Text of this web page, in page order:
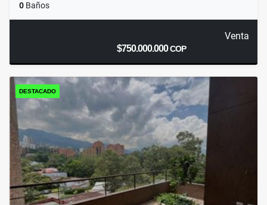
0 Baños
Venta
$750.000.000COP
DESTACADO